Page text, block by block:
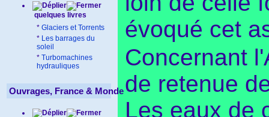
quelques livres
* Glaciers et Torrents
* Les barrages du
soleil
* Turbomachines
hydrauliques
Ouvrages, France & Monde
évoqué cet
Concernant
de retenue
Les eaux de